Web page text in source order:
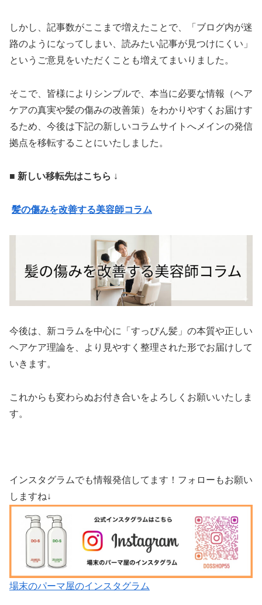
しかし、記事数がここまで増えたことで、「ブログ内が迷
路のようになってしまい、読みたい記事が見つけにくい」
というご意見をいただくことも増えてまいりました。
そこで、皆様によりシンプルで、本当に必要な情報（ヘア
ケアの真実や髪の傷みの改善策）をわかりやすくお届けす
るため、今後は下記の新しいコラムサイトへメインの発信
拠点を移転することにいたしました。
■ 新しい移転先はこちら ↓
髪の傷みを改善する美容師コラム
今後は、新コラムを中心に「すっぴん髪」の本質や正しい
ヘアケア理論を、より見やすく整理された形でお届けして
いきます。
これからも変わらぬお付き合いをよろしくお願いいたしま
す。
インスタグラムでも情報発信してます！フォローもお願い
しますね↓
場末のパーマ屋のインスタグラム